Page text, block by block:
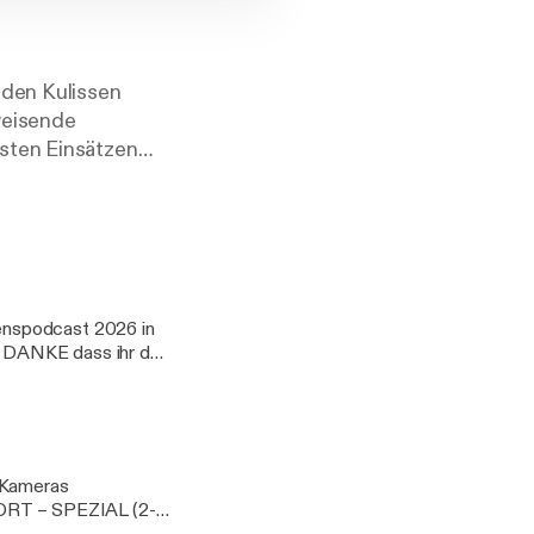
Kulissen
Einsätzen
2026 in
dass ihr das
– SPEZIAL (2-